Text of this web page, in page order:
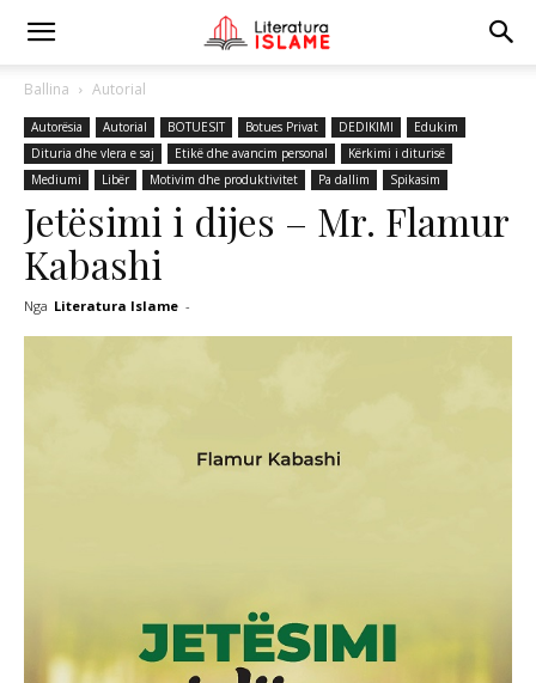
Ballina Autorial
Autorësia Autorial BOTUESIT Botues Privat DEDIKIMI
Edukim
Dituria dhe vlera e saj
Etikë dhe avancim personal
Kërkimi i diturisë
Mediumi
Libër Motivim dhe produktivitet Pa dallim Spikasim
Jetësimi i dijes – Mr. Flamur
Kabashi
Nga Literatura Islame -